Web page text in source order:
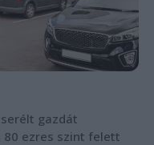
gazdát
80 ezres szint felett